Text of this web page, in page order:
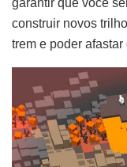
garantir que você
construir novos
trem e poder